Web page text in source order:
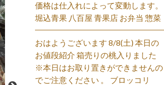
価格は仕入れによって変動します。
堀込青果 八百屋 青果店 お弁当 惣菜
おはようございます 8/8(土) 本日の
お値段紹介 箱売りの桃入りました
※本日はお取り置きができませんの
でご注意ください 。 ブロッコリ